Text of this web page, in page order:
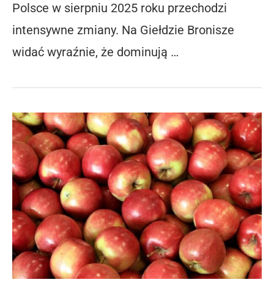
Polsce w sierpniu 2025 roku przechodzi
intensywne zmiany. Na Giełdzie Bronisze
widać wyraźnie, że dominują …